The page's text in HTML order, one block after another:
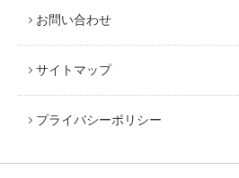
お問い合わせ
サイトマップ
プライバシーポリシー